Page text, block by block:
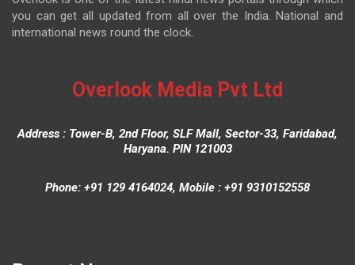
you can get all updated from all over the India. National and
international news round the clock.
Overlook Media Pvt Ltd
Address : Tower-B, 2nd Floor, SLF Mall, Sector-33, Faridabad,
Haryana. PIN 121003
Phone: +91 129 4164024, Mobile : +91 9310152558